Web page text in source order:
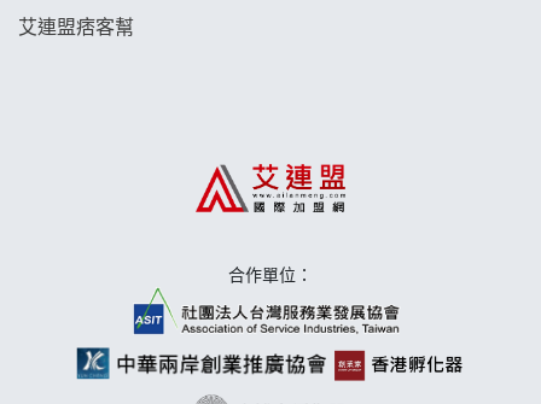
艾連盟痞客幫
合作單位：